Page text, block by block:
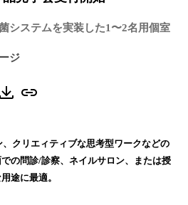
システムを実装した1〜2名用個室
ジ
クリエィティブな思考型ワークなどの
の問診/診察、ネイルサロン、または授
途に最適。